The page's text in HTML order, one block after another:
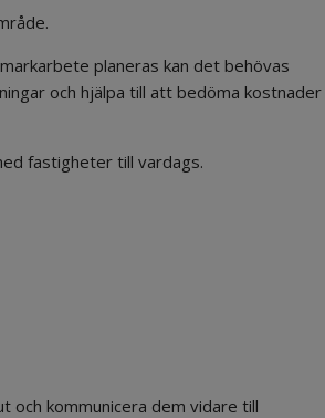
planeras kan det behövas
och hjälpa till att bedöma kostnader
fastigheter till vardags.
kommunicera dem vidare till